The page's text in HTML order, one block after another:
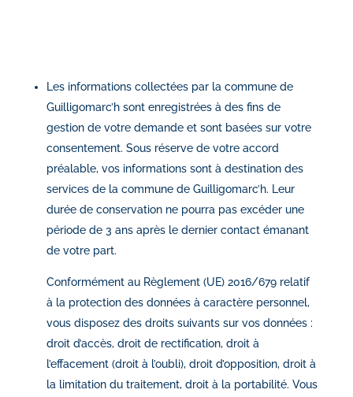
Les informations collectées par la commune de
Guilligomarc’h sont enregistrées à des fins de
gestion de votre demande et sont basées sur votre
consentement. Sous réserve de votre accord
préalable, vos informations sont à destination des
services de la commune de Guilligomarc’h. Leur
durée de conservation ne pourra pas excéder une
période de 3 ans après le dernier contact émanant
de votre part.
Conformément au Règlement (UE) 2016/679 relatif
à la protection des données à caractère personnel,
vous disposez des droits suivants sur vos données :
droit d’accès, droit de rectification, droit à
l’effacement (droit à l’oubli), droit d’opposition, droit à
la limitation du traitement, droit à la portabilité. Vous